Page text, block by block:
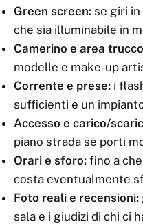
Green screen: se giri in
che sia illuminabile in
Camerino e area
modelle e make-up
Corrente e prese: i
sufficienti e un
Accesso e carico/
piano strada se porti
Orari e sforo: fino a
costa eventualmente
Foto reali e recensioni:
sala e i giudizi di chi ci